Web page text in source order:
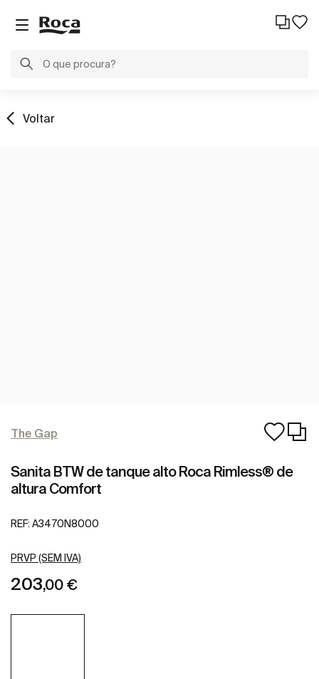
Voltar
The Gap
Sanita BTW de tanque alto Roca Rimless® de
altura Comfort
REF: A3470N8000
PRVP (SEM IVA)
203,00 €